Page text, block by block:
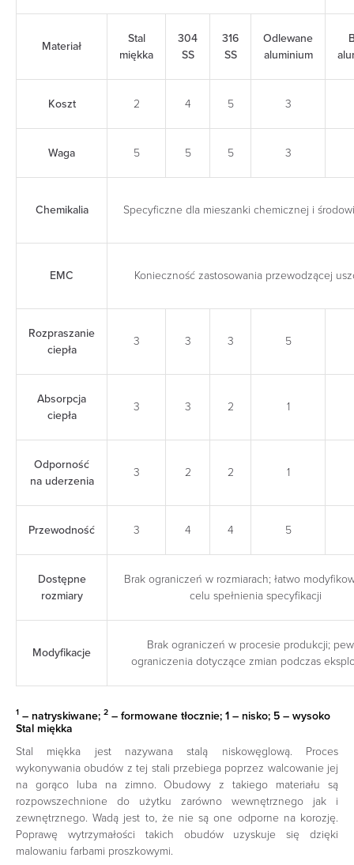
Materiał
Stal
miękka
304
SS
316
SS
Odlewane
aluminium
Koszt 2 4 5 3
Waga 5 5 5 3
Chemikalia Specyficzne dla mieszanki chemicznej i
EMC Konieczność zastosowania przewodzącej
Rozpraszanie
ciepła
3 3 3 5
Absorpcja
ciepła
3 3 2 1
Odporność
na uderzenia
3 2 2 1
Przewodność 3 4 4 5
Dostępne
rozmiary
Brak ograniczeń w rozmiarach; łatwo
celu spełnienia specyfikacji
Modyfikacje
Brak ograniczeń w procesie produkcji;
ograniczenia dotyczące zmian podczas
1 – natryskiwane; 2 – formowane tłocznie; 1 – nisko; 5 – wysoko
Stal miękka
Stal miękka jest nazywana stalą niskowęglową. Proces
wykonywania obudów z tej stali przebiega poprzez walcowanie jej
na gorąco luba na zimno. Obudowy z takiego materiału są
rozpowszechnione do użytku zarówno wewnętrznego jak i
zewnętrznego. Wadą jest to, że nie są one odporne na korozję.
Poprawę wytrzymałości takich obudów uzyskuje się dzięki
malowaniu farbami proszkowymi.